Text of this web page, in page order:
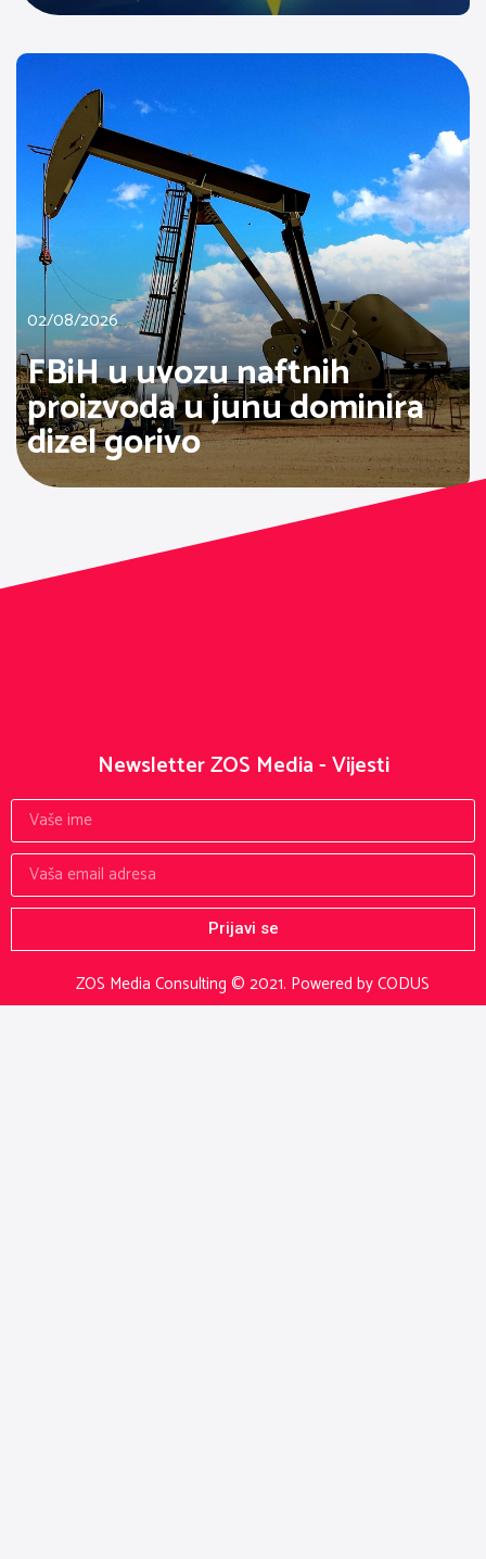
02/08/2026
FBiH u uvozu naftnih
proizvoda u junu dominira
dizel gorivo
ZOS Media Consulting © 2021. Powered by CODUS
Newsletter ZOS Media - Vijesti
Prijavi se